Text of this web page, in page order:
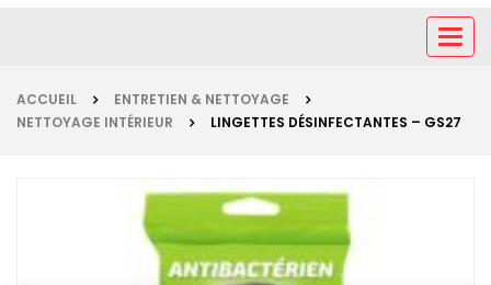
ACCUEIL
ENTRETIEN & NETTOYAGE
NETTOYAGE INTÉRIEUR
LINGETTES DÉSINFECTANTES – GS27